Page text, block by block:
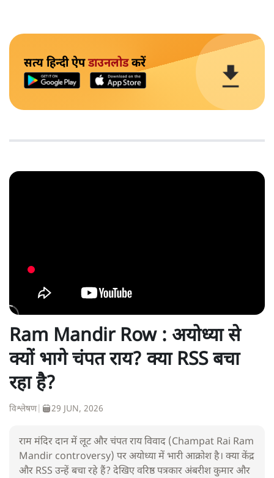
सत्य हिन्दी ऐपडाउनलोडकरें
Ram Mandir Row : अयोध्या से
क्यों भागे चंपत राय? क्या RSS बचा
रहा है?
विश्लेषण| 29 JUN, 2026
राम मंदिर दान में लूट और चंपत राय विवाद (Champat Rai Ram
Mandir controversy) पर अयोध्या में भारी आक्रोश है। क्या केंद्र
और RSS उन्हें बचा रहे हैं? देखिए वरिष्ठ पत्रकार अंबरीश कुमार और